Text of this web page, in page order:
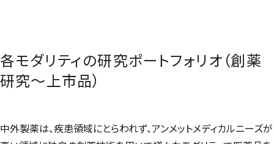
各モダリティの研究ポートフォリオ（創薬
研究～上市品）
中外製薬は、疾患領域にとらわれず、アンメットメディカルニーズが